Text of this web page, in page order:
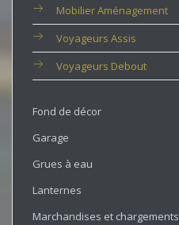
Mobilier Aménagement
Voyageurs Assis
Voyageurs Debout
Fond de décor
Garage
Grues à eau
Lanternes
Marchandises et chargements